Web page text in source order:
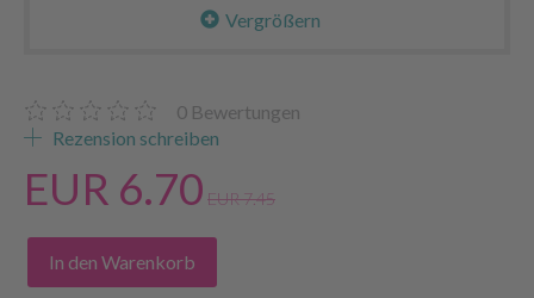
Vergrößern
0 Bewertungen
Rezension schreiben
EUR 6.70 EUR 7.45
In den Warenkorb